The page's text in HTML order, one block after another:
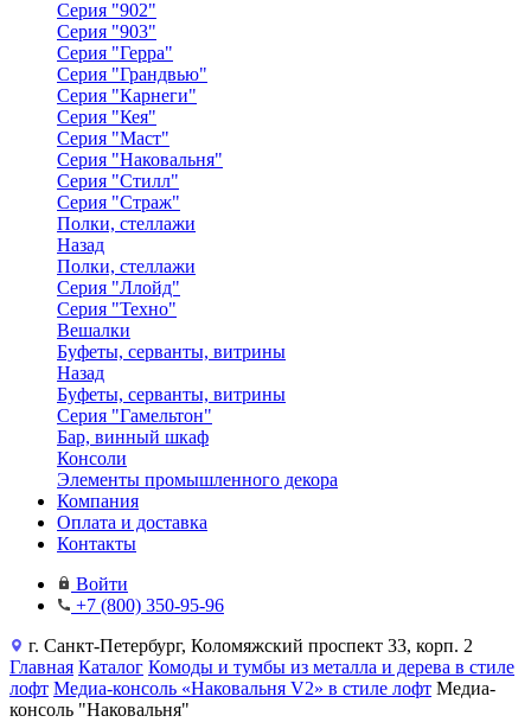
Серия "902"
Серия "903"
Серия "Герра"
Серия "Грандвью"
Серия "Карнеги"
Серия "Кея"
Серия "Маст"
Серия "Наковальня"
Серия "Стилл"
Серия "Страж"
Полки, стеллажи
Назад
Полки, стеллажи
Серия "Ллойд"
Серия "Техно"
Вешалки
Буфеты, серванты, витрины
Назад
Буфеты, серванты, витрины
Серия "Гамельтон"
Бар, винный шкаф
Консоли
Элементы промышленного декора
Компания
Оплата и доставка
Контакты
Войти
+7 (800) 350-95-96
г. Санкт-Петербург, Коломяжский проспект 33, корп. 2
Главная Каталог Комоды и тумбы из металла и дерева в стиле
лофт Медиа-консоль «Наковальня V2» в стиле лофт Медиа-
консоль "Наковальня"